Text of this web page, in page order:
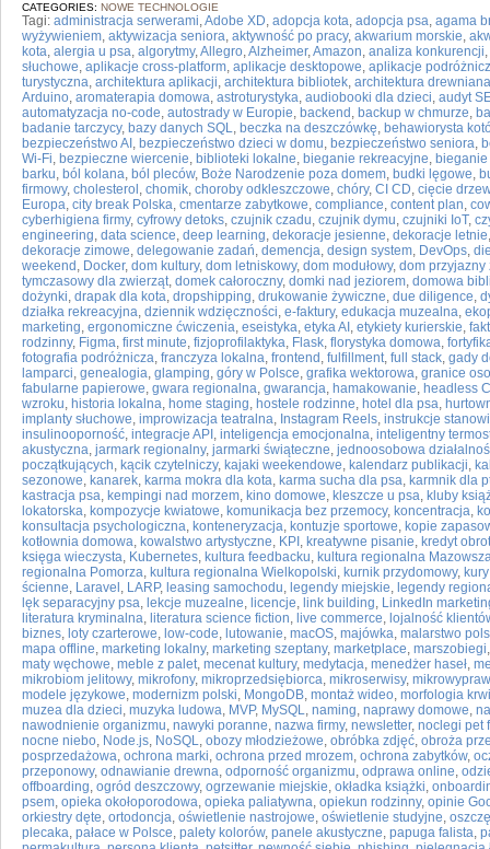
CATEGORIES: NOWE TECHNOLOGIE
Tagi: administracja serwerami,Adobe XD, adopcja kota, adopcja psa, agama
wyżywieniem, aktywizacja seniora, aktywność po pracy, akwarium morskie,
kota, alergia u psa, algorytmy,Allegro,Alzheimer,Amazon, analiza konkurencji,
słuchowe, aplikacje cross-platform, aplikacje desktopowe, aplikacje
turystyczna, architektura aplikacji, architektura bibliotek, architektura drewniana
Arduino, aromaterapia domowa, astroturystyka, audiobooki dla dzieci, audyt
automatyzacja no-code, autostrady w Europie, backend , backup w chmurze,
badanie tarczycy, bazy danych SQL, beczka na deszczówkę, behawiorysta
bezpieczeństwo AI , bezpieczeństwo dzieci w domu, bezpieczeństwo seniora,
Wi-Fi, bezpieczne wiercenie, biblioteki lokalne, bieganie rekreacyjne,
barku, ból kolana, ból pleców, Boże Narodzenie poza domem, budki lęgowe,
firmowy, cholesterol , chomik, choroby odkleszczowe, chóry, CI CD, cięcie drzew
Europa, city break Polska, cmentarze zabytkowe, compliance, content plan,
cyberhigiena firmy, cyfrowy detoks, czujnik czadu, czujnik dymu, czujniki IoT,
engineering, data science, deep learning, dekoracje jesienne, dekoracje letnie
dekoracje zimowe, delegowanie zadań, demencja, design system, DevOps,
weekend , Docker, dom kultury, dom letniskowy, dom modułowy, dom przyjazny
tymczasowy dla zwierząt, domek całoroczny, domki nad jeziorem, domowa
dożynki, drapak dla kota, dropshipping, drukowanie żywiczne, due diligence,
działka rekreacyjna, dziennik wdzięczności, e-faktury, edukacja muzealna,
marketing, ergonomiczne ćwiczenia, eseistyka, etyka AI , etykiety kurierskie,
rodzinny, Figma, first minute, fizjoprofilaktyka, Flask, florystyka domowa,
fotografia podróżnicza, franczyza lokalna, frontend , fulfillment, full stack, gady
lamparci, genealogia, glamping, góry w Polsce, grafika wektorowa, granice
fabularne papierowe, gwara regionalna, gwarancja, hamakowanie, headless
wzroku, historia lokalna, home staging, hostele rodzinne, hotel dla psa,
implanty słuchowe, improwizacja teatralna, Instagram Reels, instrukcje
insulinooporność, integracje API , inteligencja emocjonalna, inteligentny
akustyczna, jarmark regionalny, jarmarki świąteczne, jednoosobowa
początkujących, kącik czytelniczy, kajaki weekendowe, kalendarz publikacji,
sezonowe, kanarek, karma mokra dla kota, karma sucha dla psa, karmnik dla
kastracja psa, kempingi nad morzem, kino domowe, kleszcze u psa, kluby
lokatorska, kompozycje kwiatowe, komunikacja bez przemocy, koncentracja,
konsultacja psychologiczna, konteneryzacja, kontuzje sportowe, kopie
kotłownia domowa, kowalstwo artystyczne, KPI , kreatywne pisanie, kredyt
księga wieczysta, Kubernetes, kultura feedbacku, kultura regionalna
regionalna Pomorza, kultura regionalna Wielkopolski, kurnik przydomowy,
ścienne, Laravel , LARP, leasing samochodu, legendy miejskie, legendy
lęk separacyjny psa, lekcje muzealne, licencje, link building, LinkedIn
literatura kryminalna, literatura science fiction, live commerce, lojalność
biznes, loty czarterowe, low-code, lutowanie, macOS, majówka, malarstwo
mapa offline, marketing lokalny, marketing szeptany, marketplace, marszobiegi
maty węchowe, meble z palet, mecenat kultury, medytacja, menedżer haseł,
mikrobiom jelitowy, mikrofony, mikroprzedsiębiorca, mikroserwisy,
modele językowe, modernizm polski, MongoDB, montaż wideo, morfologia krwi
muzea dla dzieci, muzyka ludowa, MVP, MySQL, naming, naprawy domowe,
nawodnienie organizmu, nawyki poranne, nazwa firmy, newsletter, noclegi pet
nocne niebo, Node.js, NoSQL, obozy młodzieżowe, obróbka zdjęć, obroża
posprzedażowa, ochrona marki, ochrona przed mrozem, ochrona zabytków,
przeponowy, odnawianie drewna, odporność organizmu, odprawa online,
offboarding, ogród deszczowy, ogrzewanie miejskie, okładka książki,
psem, opieka okołoporodowa, opieka paliatywna, opiekun rodzinny, opinie
orkiestry dęte, ortodoncja, oświetlenie nastrojowe, oświetlenie studyjne,
plecaka, pałace w Polsce, palety kolorów, panele akustyczne, papuga falista,